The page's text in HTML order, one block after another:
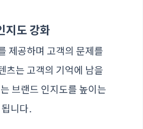
지도 강화
제공하며 고객의 문제를
츠는 고객의 기억에 남을
브랜드 인지도를 높이는
니다.